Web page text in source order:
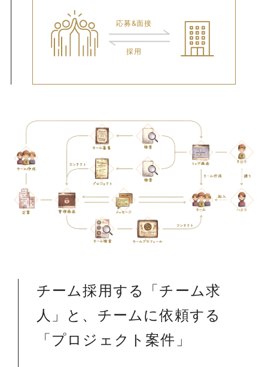
応募&面接
採用
チーム採用する「チーム求
人」と、チームに依頼する
「プロジェクト案件」